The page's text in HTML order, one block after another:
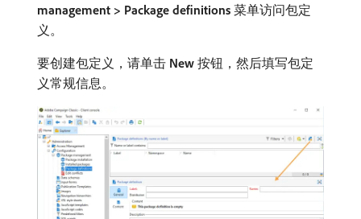
management > Package definitions ​菜单访问包定
义。
要创建包定义，请单击​ New ​按钮，然后填写包定
义常规信息。